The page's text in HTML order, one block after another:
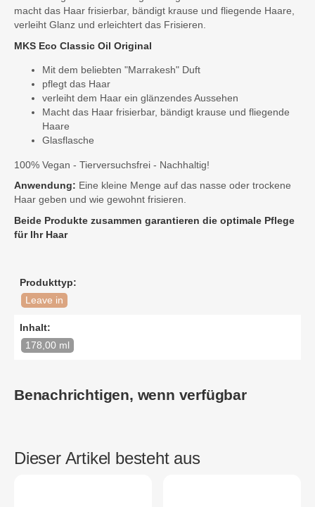
macht das Haar frisierbar, bändigt krause und fliegende Haare,
verleiht Glanz und erleichtert das Frisieren.
MKS Eco Classic Oil Original
Mit dem beliebten "Marrakesh" Duft
pflegt das Haar
verleiht dem Haar ein glänzendes Aussehen
Macht das Haar frisierbar, bändigt krause und fliegende
Haare
Glasflasche
100% Vegan - Tierversuchsfrei - Nachhaltig!
Anwendung: Eine kleine Menge auf das nasse oder trockene
Haar geben und wie gewohnt frisieren.
Beide Produkte zusammen garantieren die optimale Pflege
für Ihr Haar
Produkttyp:
Leave in
Inhalt:
178,00 ml
Benachrichtigen, wenn verfügbar
Dieser Artikel besteht aus